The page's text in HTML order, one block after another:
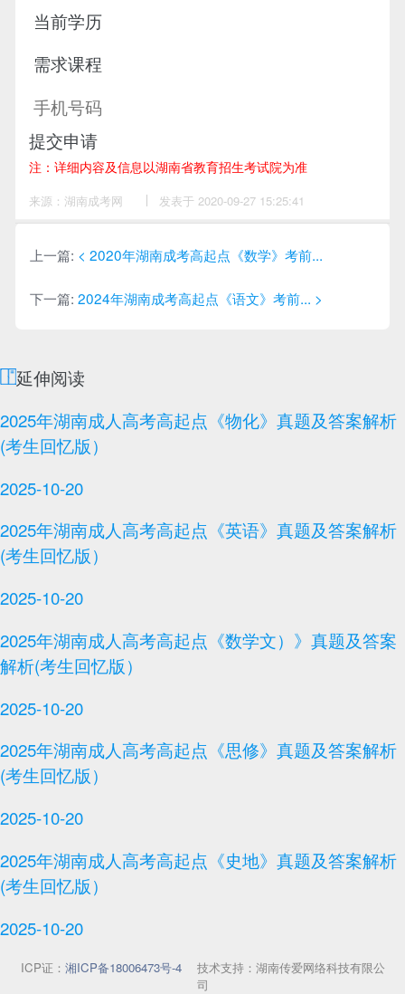
提交申请
注：详细内容及信息以湖南省教育招生考试院为准
来源：湖南成考网
赵
师
发表于 2020-09-27 15:25:41
上一篇: < 2020年湖南成考高起点《数学》考前...
下一篇:2024年湖南成考高起点《语文》考前... >
延伸阅读
2025年湖南成人高考高起点《物化》真题及答案解析
(考生回忆版）
2025-10-20
2025年湖南成人高考高起点《英语》真题及答案解析
(考生回忆版）
2025-10-20
2025年湖南成人高考高起点《数学文）》真题及答案
解析(考生回忆版）
2025-10-20
2025年湖南成人高考高起点《思修》真题及答案解析
(考生回忆版）
2025-10-20
2025年湖南成人高考高起点《史地》真题及答案解析
(考生回忆版）
2025-10-20
ICP证： 湘ICP备18006473号-4
技术支持：湖南传爱网络科技有限公
司